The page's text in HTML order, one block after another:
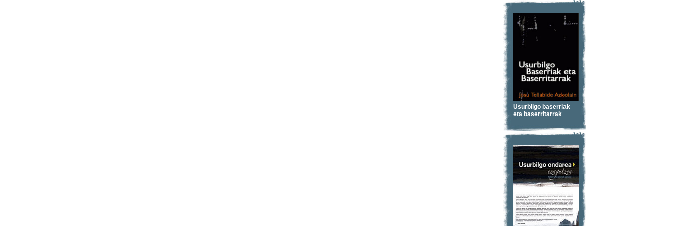
Usurbilgo baserriak
eta baserritarrak